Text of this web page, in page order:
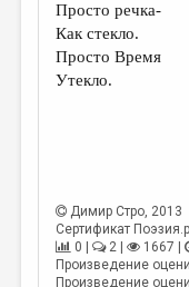
КОНКУРСЫ
ДЕТСКАЯ КОМНАТА
КНИЖНАЯ ПОЛКА
ОБЪЯВЛЕНИЯ
КОЛОНКА РЕДАКТОРА
Просто речка-
Как стекло.
Просто Время
Утекло.
Димир Стро, 2013
Сертификат
0 |
2 | 1667 |
Произведение
Произведение